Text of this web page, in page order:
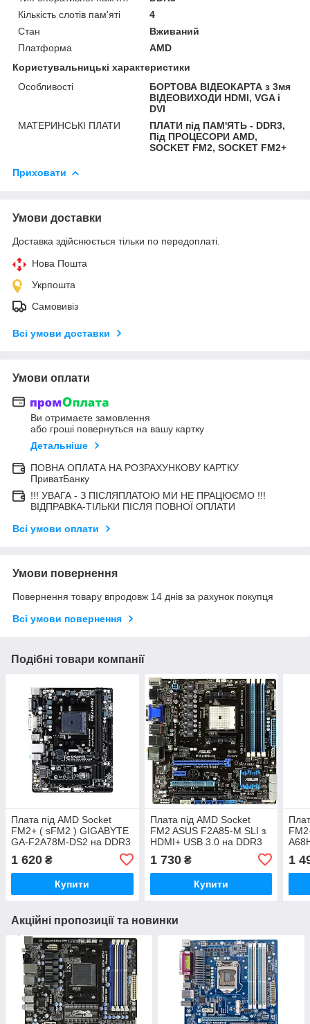
Кількість слотів пам'яті
4
Стан
Вживаний
Платформа
AMD
Користувальницькі характеристики
Особливості
БОРТОВА ВІДЕОКАРТА з 3мя
ВІДЕОВИХОДИ HDMI, VGA і
DVI
МАТЕРИНСЬКІ ПЛАТИ
ПЛАТИ під ПАМ'ЯТЬ - DDR3,
Під ПРОЦЕСОРИ AMD,
SOCKET FM2, SOCKET FM2+
Приховати
Умови доставки
Доставка здійснюється тільки по передоплаті.
Нова Пошта
Укрпошта
Самовивіз
Всі умови доставки
Умови оплати
Ви отримаєте замовлення
або гроші повернуться на вашу картку
Детальніше
ПОВНА ОПЛАТА НА РОЗРАХУНКОВУ КАРТКУ
ПриватБанку
!!! УВАГА - З ПІСЛЯПЛАТОЮ МИ НЕ ПРАЦЮЄМО !!!
ВІДПРАВКА-ТІЛЬКИ ПІСЛЯ ПОВНОЇ ОПЛАТИ
Всі умови оплати
Умови повернення
Повернення товару впродовж 14 днів за рахунок покупця
Всі умови повернення
Подібні товари компанії
Плата під AMD Socket
FM2+ ( sFM2 ) GIGABYTE
GA-F2A78M-DS2 на DDR3
Підтримує до A10-8750
1 620 ₴
Купити
Плата під AMD Socket
FM2 ASUS F2A85-M SLI з
HDMI+ USB 3.0 на DDR3
підтримує до A10-6800K
sFM2
1 730₴
Купити
1
Акційні пропозиції та новинки